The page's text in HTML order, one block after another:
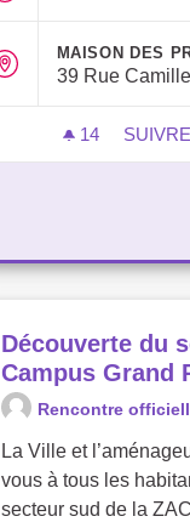
MAISON DES
39 Rue
14 14
SUIVRE
Découverte du
Campus Grand
Rencontre
La Ville et
vous à tous les
secteur sud de la